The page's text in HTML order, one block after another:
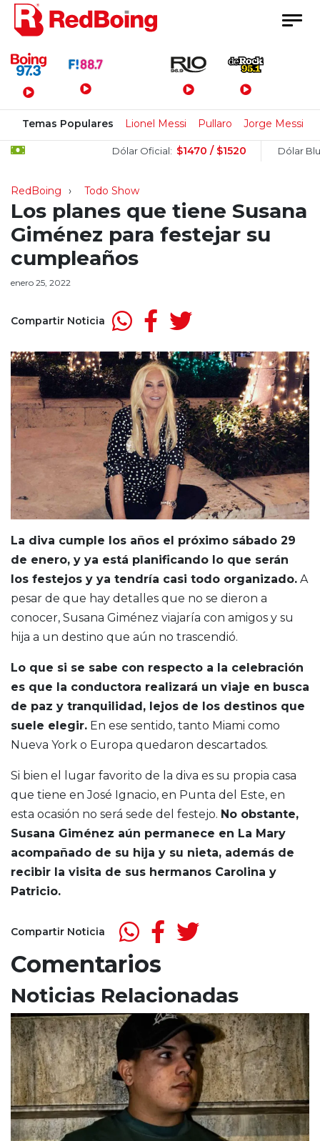
Menú Principal
Temas Populares Lionel Messi Pullaro Jorge Messi
Dólar Oficial: $1470 / $1520 Dólar Blue:
RedBoing Todo Show
Los planes que tiene Susana
Giménez para festejar su
cumpleaños
enero 25, 2022
Compartir Noticia
La diva cumple los años el próximo sábado 29
de enero, y ya está planificando lo que serán
los festejos y ya tendría casi todo organizado. A
pesar de que hay detalles que no se dieron a
conocer, Susana Giménez viajaría con amigos y su
hija a un destino que aún no trascendió.
Lo que si se sabe con respecto a la celebración
es que la conductora realizará un viaje en busca
de paz y tranquilidad, lejos de los destinos que
suele elegir. En ese sentido, tanto Miami como
Nueva York o Europa quedaron descartados.
Si bien el lugar favorito de la diva es su propia casa
que tiene en José Ignacio, en Punta del Este, en
esta ocasión no será sede del festejo. No obstante,
Susana Giménez aún permanece en La Mary
acompañado de su hija y su nieta, además de
recibir la visita de sus hermanos Carolina y
Patricio.
Compartir Noticia
Comentarios
Noticias Relacionadas